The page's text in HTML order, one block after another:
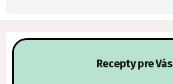
Recepty pre Vás